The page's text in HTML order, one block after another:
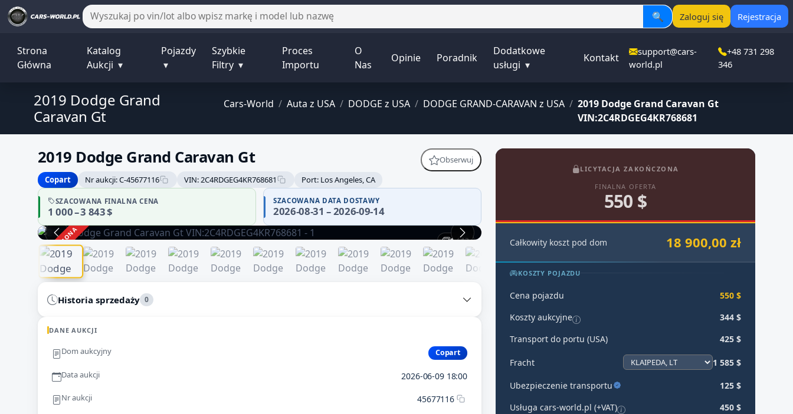
🔍 Zaloguj się Rejestracja
Strona
Główna
Katalog
Aukcji ▾
Pojazdy
▾
Szybkie
Filtry ▾
Proces
Importu
O
Nas
Opinie Poradnik
Dodatkowe
usługi ▾
Kontakt
support@cars-
world.pl
+48 731 298
346
Cars-World / Auta z USA / DODGE z USA / DODGE GRAND-CARAVAN z USA / 2019 Dodge Grand Caravan Gt
VIN:2C4RDGEG4KR768681
2019 Dodge Grand
Caravan Gt
2019 Dodge Grand Caravan Gt
Obserwuj
Copart
Nr aukcji: C-45677116 VIN: 2C4RDGEG4KR768681 Port: Los Angeles, CA
SZACOWANA FINALNA CENA
1 000 – 3 843 $
SZACOWANA DATA DOSTAWY
2026-08-31 – 2026-09-14
ZAKOŃCZONA 1 / 13
Historia sprzedaży 0
DANE AUKCJI
Dom aukcyjny Copart
Data aukcji 2026-06-09 18:00
Nr aukcji 45677116
LICYTACJA ZAKOŃCZONA
FINALNA OFERTA
550 $
Całkowity koszt pod dom 18 900,00 zł
KOSZTY POJAZDU
Cena pojazdu
550 $
Koszty aukcyjne
344 $
Transport do portu (USA)
425 $
Fracht 1 585 $
Ubezpieczenie transportu
125 $
Usługa cars-world.pl (+VAT)
450 $